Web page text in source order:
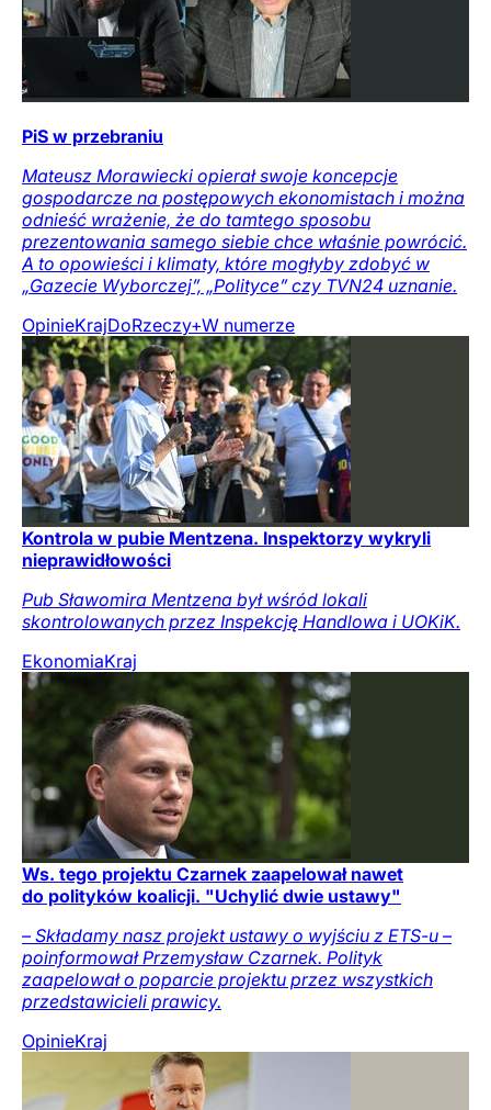
PiS w przebraniu
Mateusz Morawiecki opierał swoje koncepcje
gospodarcze na postępowych ekonomistach i można
odnieść wrażenie, że do tamtego sposobu
prezentowania samego siebie chce właśnie powrócić.
A to opowieści i klimaty, które mogłyby zdobyć w
„Gazecie Wyborczej”, „Polityce” czy TVN24 uznanie.
OpinieKrajDoRzeczy+W numerze
Kontrola w pubie Mentzena. Inspektorzy wykryli
nieprawidłowości
Pub Sławomira Mentzena był wśród lokali
skontrolowanych przez Inspekcję Handlowa i UOKiK.
EkonomiaKraj
Ws. tego projektu Czarnek zaapelował nawet
do polityków koalicji. "Uchylić dwie ustawy"
– Składamy nasz projekt ustawy o wyjściu z ETS-u –
poinformował Przemysław Czarnek. Polityk
zaapelował o poparcie projektu przez wszystkich
przedstawicieli prawicy.
OpinieKraj